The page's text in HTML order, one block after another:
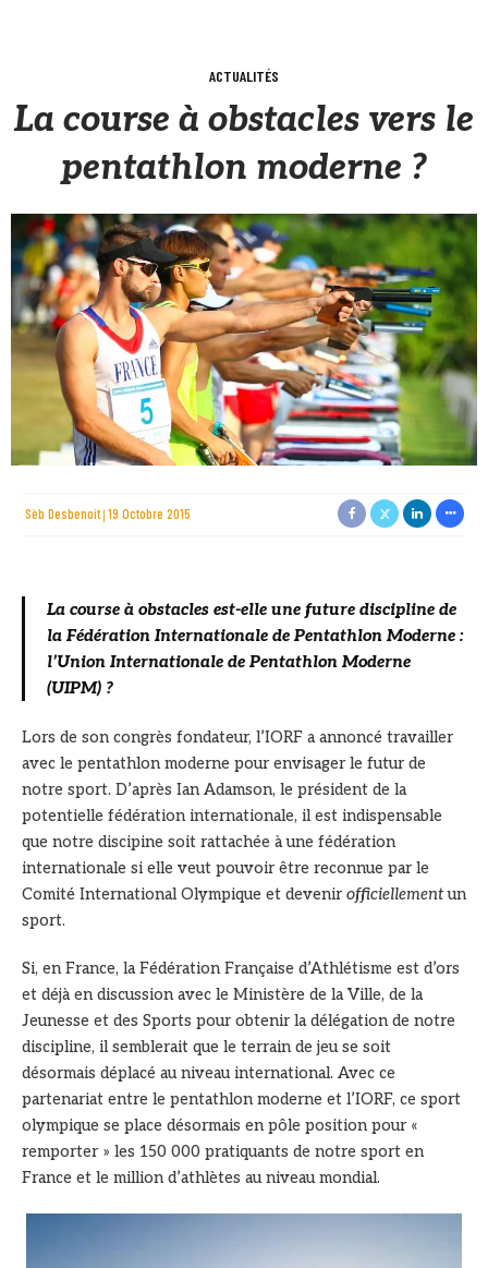
ACTUALITÉS
La course à obstacles vers le
pentathlon moderne ?
Sèb Desbenoit 19 Octobre 2015
La course à obstacles est-elle une future discipline de
la Fédération Internationale de Pentathlon Moderne :
l’Union Internationale de Pentathlon Moderne
(UIPM) ?
Lors de son congrès fondateur, l’IORF a annoncé travailler
avec le pentathlon moderne pour envisager le futur de
notre sport. D’après Ian Adamson, le président de la
potentielle fédération internationale, il est indispensable
que notre discipine soit rattachée à une fédération
internationale si elle veut pouvoir être reconnue par le
Comité International Olympique et devenirofficiellementun
sport.
Si, en France, la Fédération Française d’Athlétisme est d’ors
et déjà en discussion avec le Ministère de la Ville, de la
Jeunesse et des Sports pour obtenir la délégation de notre
discipline, il semblerait que le terrain de jeu se soit
désormais déplacé au niveau international. Avec ce
partenariat entre le pentathlon moderne et l’IORF, ce sport
olympique se place désormais en pôle position pour «
remporter » les 150 000 pratiquants de notre sport en
France et le million d’athlètes au niveau mondial.